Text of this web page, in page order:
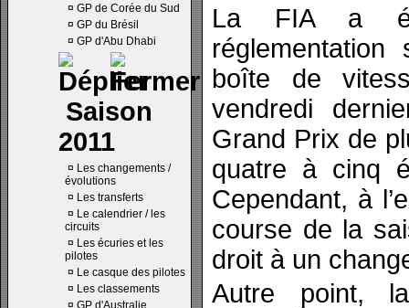
¤ GP de Corée du Sud
¤ GP du Brésil
¤ GP d'Abu Dhabi
Saison
2011
¤ Les changements /
évolutions
¤ Les transferts
¤ Le calendrier / les
circuits
¤ Les écuries et les
pilotes
¤ Le casque des pilotes
¤ Les classements
¤ GP d'Australie
La FIA a
boîte de
vendredi
Grand Prix de
quatre à cinq
Cependant, à
course de la
droit à un
Autre point,